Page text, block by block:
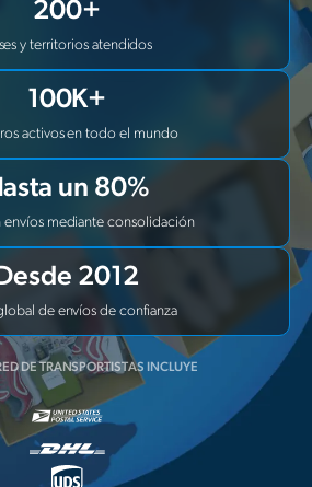
200+
y territorios atendidos
100K+
activos en todo el mundo
un 80%
envíos mediante consolidación
Desde 2012
de envíos de confianza
DE TRANSPORTISTAS INCLUYE